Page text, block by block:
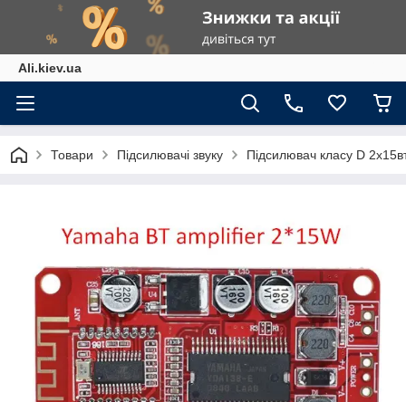
Ali.kiev.ua
Товари Підсилювачі звуку Підсилювач класу D